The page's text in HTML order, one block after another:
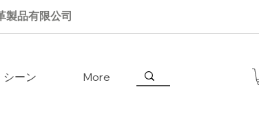
製品有限公司
シーン More